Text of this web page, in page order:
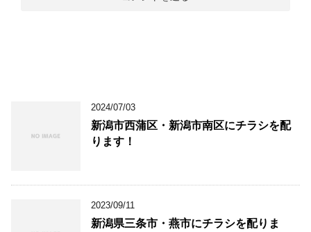
2024/07/03
新潟市西蒲区・新潟市南区にチラシを配
ります！
2023/09/11
新潟県三条市・燕市にチラシを配りま